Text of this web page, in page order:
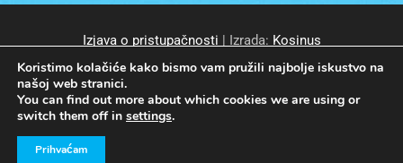
Izjava o pristupačnosti | Izrada: Kosinus
© GKP Komunalac Koprivnica d.o.o. Sva prava pridržana.
Koristimo kolačiće kako bismo vam pružili najbolje iskustvo na
našoj web stranici.
You can find out more about which cookies we are using or
switch them off in settings.
Prihvaćam